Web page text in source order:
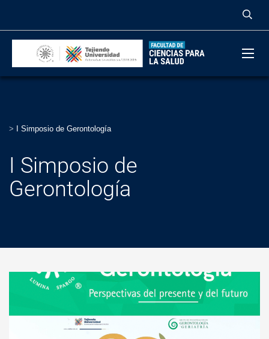
> I Simposio de Gerontología
I Simposio de
Gerontología